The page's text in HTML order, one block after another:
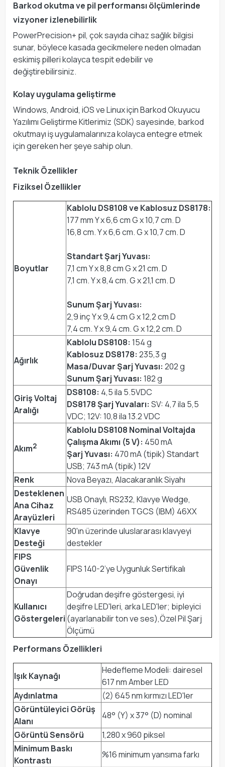
Barkod okutma ve pil performansı ölçümlerinde
vizyoner izlenebilirlik
PowerPrecision+ pil, çok sayıda cihaz sağlık bilgisi
sunar, böylece kasada gecikmelere neden olmadan
eskimiş pilleri kolayca tespit edebilir ve
değiştirebilirsiniz.
Kolay uygulama geliştirme
Windows, Android, iOS ve Linux için Barkod Okuyucu
Yazılımı Geliştirme Kitlerimiz (SDK) sayesinde, barkod
okutmayı iş uygulamalarınıza kolayca entegre etmek
için gereken her şeye sahip olun.
Teknik Özellikler
Fiziksel Özellikler
Boyutlar
Kablolu DS8108 ve Kablosuz DS8178:
177 mm Y x 6,6 cm G x 10,7 cm. D
16,8 cm. Y x 6,6 cm. G x 10,7 cm. D
Standart Şarj Yuvası:
7,1 cm Y x 8,8 cm G x 21 cm. D
7,1 cm. Y x 8,4 cm. G x 21,1 cm. D
Sunum Şarj Yuvası:
2,9 inç Y x 9,4 cm G x 12,2 cm D
7,4 cm. Y x 9,4 cm. G x 12,2 cm. D
Ağırlık
Kablolu DS8108: 154 g
Kablosuz DS8178: 235,3 g
Masa/Duvar Şarj Yuvası: 202 g
Sunum Şarj Yuvası: 182 g
Giriş Voltaj
Aralığı
DS8108: 4,5 ila 5.5VDC
DS8178 Şarj Yuvaları: SV: 4,7 ila 5,5
VDC; 12V: 10,8 ila 13.2 VDC
Akım2
Kablolu DS8108 Nominal Voltajda
Çalışma Akımı (5 V): 450 mA
Şarj Yuvası: 470 mA (tipik) Standart
USB; 743 mA (tipik) 12V
Renk
Nova Beyazı, Alacakaranlık Siyahı
Desteklenen
Ana Cihaz
Arayüzleri
USB Onaylı, RS232, Klavye Wedge,
RS485 üzerinden TGCS (IBM) 46XX
Klavye
Desteği
90'ın üzerinde uluslararası klavyeyi
destekler
FIPS
Güvenlik
Onayı
FIPS 140-2’ye Uygunluk Sertifikalı
Kullanıcı
Göstergeleri
Doğrudan deşifre göstergesi, iyi
deşifre LED'leri, arka LED'ler; bipleyici
(ayarlanabilir ton ve ses),Özel Pil Şarj
Ölçümü
Performans Özellikleri
Işık Kaynağı
Hedefleme Modeli: dairesel
617 nm Amber LED
Aydınlatma
(2) 645 nm kırmızı LED'ler
Görüntüleyici Görüş
Alanı
48° (Y) x 37° (D) nominal
Görüntü Sensörü
1,280 x 960 piksel
Minimum Baskı
Kontrastı
%16 minimum yansıma farkı